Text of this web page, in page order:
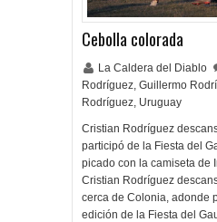
Cebolla colorada
La Caldera del Diablo
Rodríguez, Guillermo
Rodríguez, Uruguay
Cristian Rodríguez
participó de la Fiesta del
picado con la camiseta de
Cristian Rodríguez
cerca de Colonia, adonde
edición de la Fiesta del